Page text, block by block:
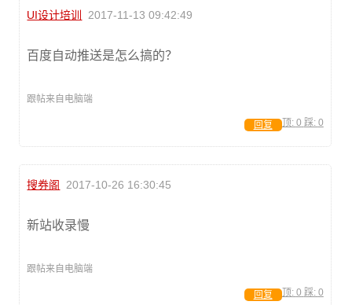
UI设计培训 2017-11-13 09:42:49
百度自动推送是怎么搞的？
跟帖来自电脑端
顶: 0 踩: 0
回复
搜券阁 2017-10-26 16:30:45
新站收录慢
跟帖来自电脑端
顶: 0 踩: 0
回复